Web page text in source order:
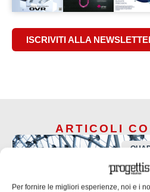
Per fornire le migliori esperienze, noi e i
ISCRIVITI ALLA
ARTICOLI